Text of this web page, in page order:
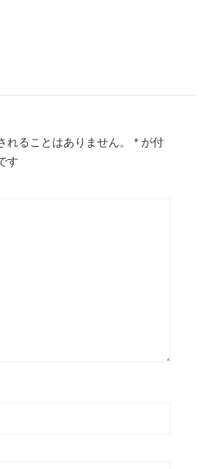
れることはありません。 * が付
す